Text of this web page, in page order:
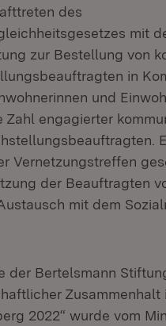
des
mit
zur Bestellung von
in
und
Zahl engagierter
Vernetzungstreffen
der Beauftragten
mit dem
der Bertelsmann
Zusammenhalt
2022“ wurde vom